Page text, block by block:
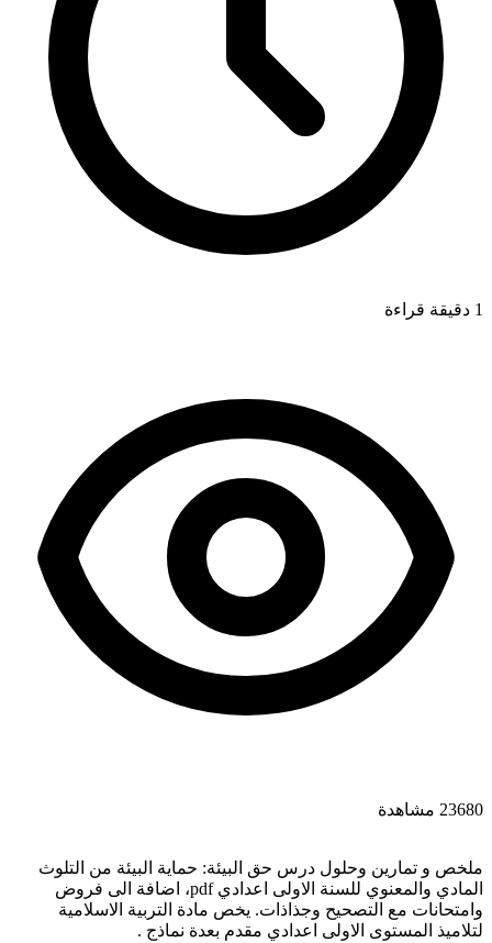
1 دقيقة قراءة
23680 مشاهدة
ملخص و تمارين وحلول درس حق البيئة: حماية البيئة من التلوث
المادي والمعنوي للسنة الاولى اعدادي pdf، اضافة الى فروض
وامتحانات مع التصحيح وجذاذات. يخص مادة التربية الاسلامية
لتلاميذ المستوى الاولى اعدادي مقدم بعدة نماذج .